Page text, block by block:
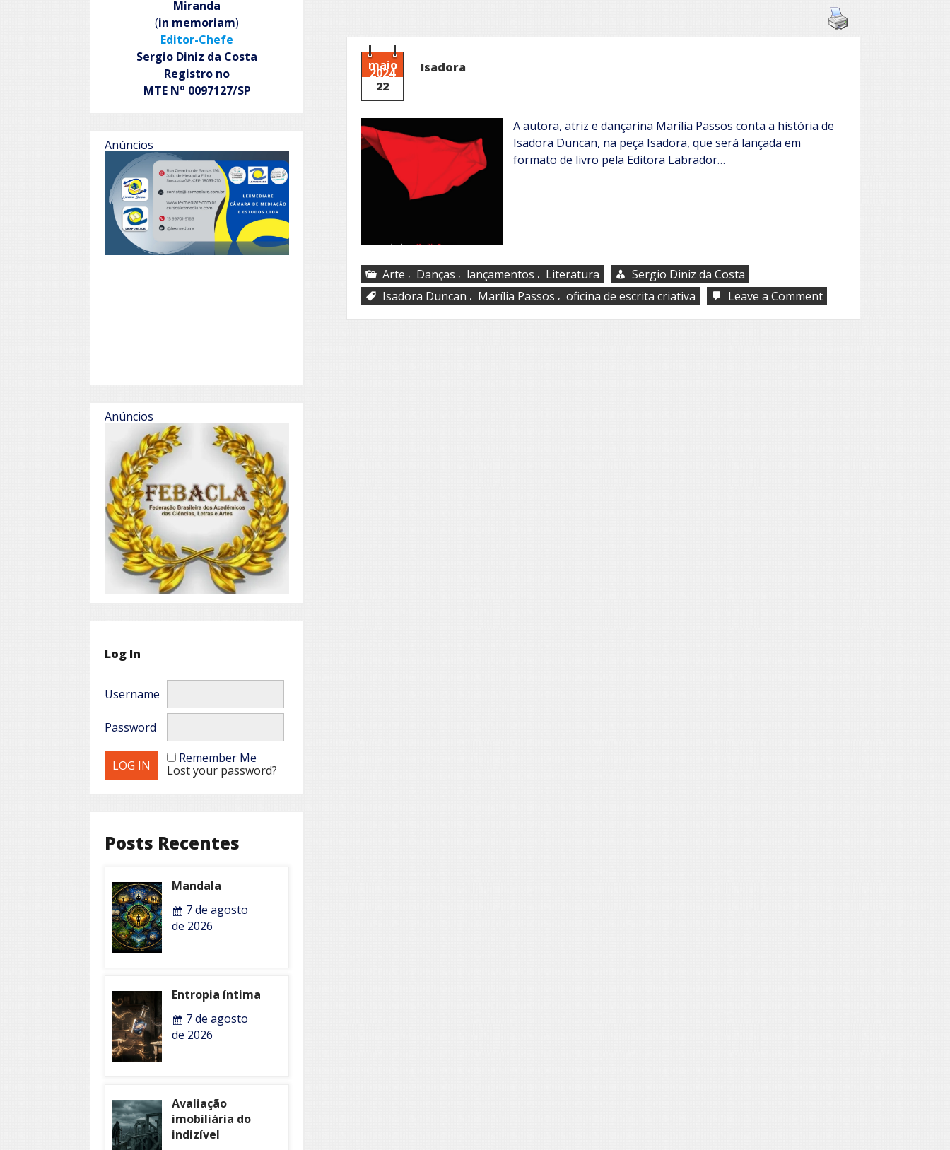
maio
2024
22
Isadora
A autora, atriz e dançarina Marília Passos conta a história de
Isadora Duncan, na peça Isadora, que será lançada em
formato de livro pela Editora Labrador…
Arte , Danças , lançamentos , Literatura
Sergio Diniz da Costa
Isadora Duncan , Marília Passos , oficina de escrita criativa Leave a Commenton
Isadora
Miranda
(in memoriam)
Editor-Chefe
Sergio Diniz da Costa
Registro no
MTE No 0097127/SP
Anúncios
Anúncios
Log In
Username
Password
Remember Me
Lost your password?
Posts Recentes
Mandala
7 de agosto
de 2026
Entropia íntima
7 de agosto
de 2026
Avaliação
imobiliária do
indizível